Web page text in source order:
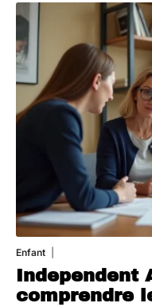
Enfant
Independent
comprendre